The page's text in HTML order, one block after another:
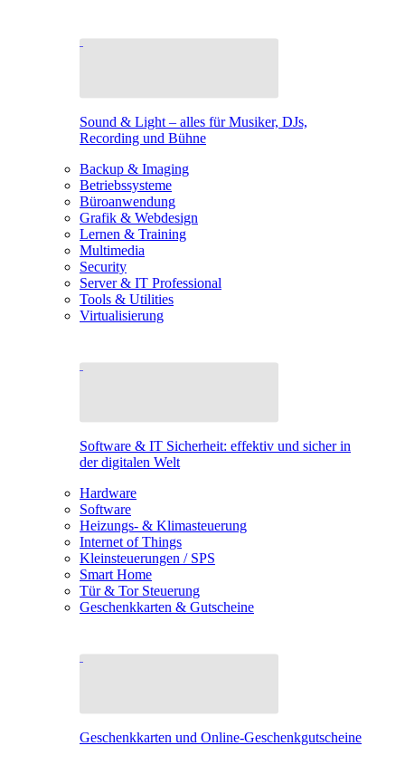
Sound & Light – alles für Musiker, DJs,
Recording und Bühne
Backup & Imaging
Betriebssysteme
Büroanwendung
Grafik & Webdesign
Lernen & Training
Multimedia
Security
Server & IT Professional
Tools & Utilities
Virtualisierung
Software & IT Sicherheit: effektiv und sicher in
der digitalen Welt
Hardware
Software
Heizungs- & Klimasteuerung
Internet of Things
Kleinsteuerungen / SPS
Smart Home
Tür & Tor Steuerung
Geschenkkarten & Gutscheine
Geschenkkarten und Online-Geschenkgutscheine